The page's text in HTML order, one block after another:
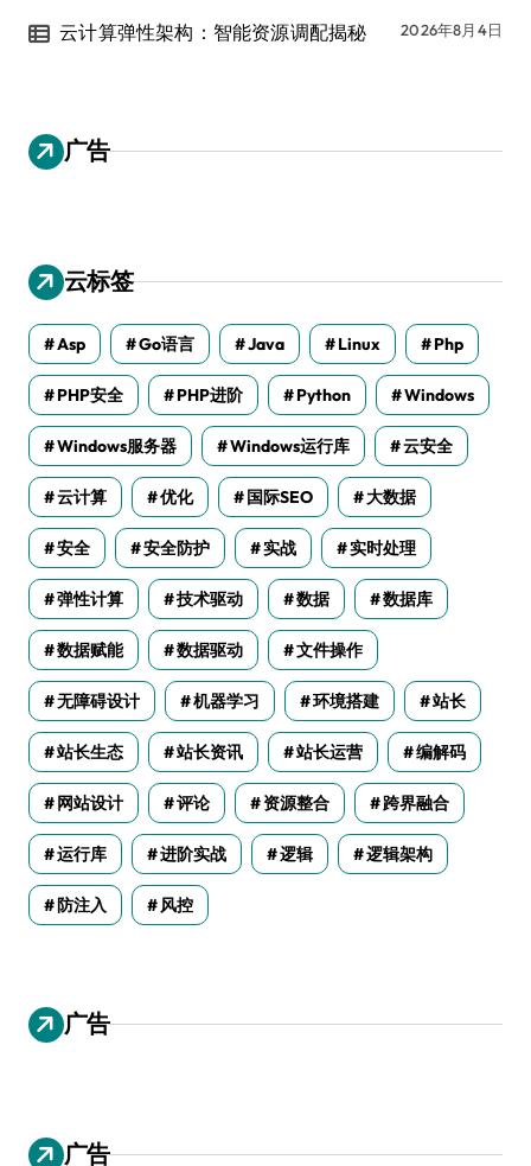
云计算弹性架构：智能资源调配揭秘 2026年8月4日
广告
云标签
Asp Go语言 Java Linux Php
PHP安全 PHP进阶 Python Windows
Windows服务器 Windows运行库 云安全
云计算 优化 国际SEO 大数据
安全 安全防护 实战 实时处理
弹性计算 技术驱动 数据 数据库
数据赋能 数据驱动 文件操作
无障碍设计 机器学习 环境搭建 站长
站长生态 站长资讯 站长运营 编解码
网站设计 评论 资源整合 跨界融合
运行库 进阶实战 逻辑 逻辑架构
防注入 风控
广告
广告